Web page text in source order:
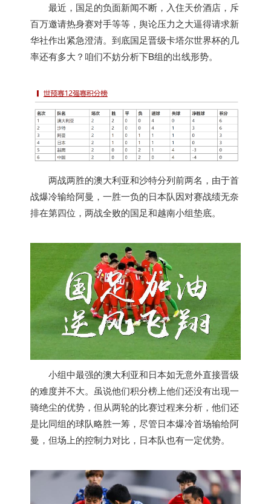
最近，国足的负面新闻不断，入住天价酒店，斥
百万邀请热身赛对手等等，舆论压力之大逼得请求新
华社作出紧急澄清。到底国足晋级卡塔尔世界杯的几
率还有多大？咱们不妨分析下B组的出线形势。
两战两胜的澳大利亚和沙特分列前两名，由于首
战爆冷输给阿曼，一胜一负的日本队因对赛战绩无奈
排在第四位，两战全败的国足和越南小组垫底。
小组中最强的澳大利亚和日本如无意外直接晋级
的难度并不大。虽说他们积分榜上他们还没有出现一
骑绝尘的优势，但从两轮的比赛过程来分析，他们还
是比同组的球队略胜一筹，尽管日本爆冷首场输给阿
曼，但场上的控制力对比，日本队也有一定优势。